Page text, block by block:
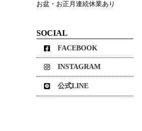
お盆・お正月連続休業あり
SOCIAL
FACEBOOK
INSTAGRAM
公式LINE